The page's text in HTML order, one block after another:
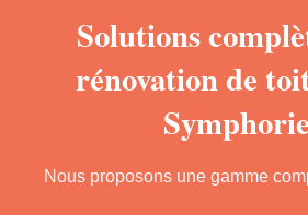
Solutions
rénovation de
Nous proposons une gamme